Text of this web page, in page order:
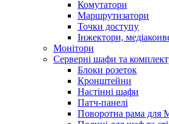
Комутатори
Маршрутизатори
Точки доступу
Інжектори,
Монітори
Серверні шафи та
Блоки розеток
Кронштейни
Настінні шафи
Патч-панелі
Поворотна рама для